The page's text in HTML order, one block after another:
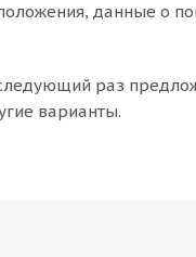
данные о
раз
варианты.